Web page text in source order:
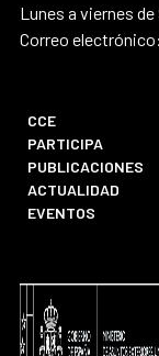
Lunes a viernes de
Correo
CCE
PARTICIPA
PUBLICACIONES
ACTUALIDAD
EVENTOS